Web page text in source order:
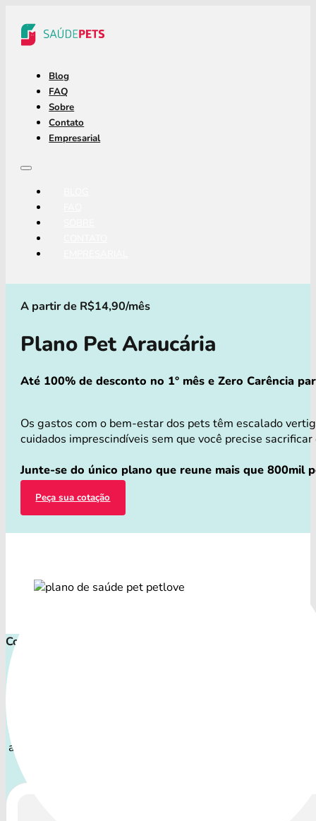
Blog
FAQ
Sobre
Contato
Empresarial
A partir de R$14,90/mês
Plano Pet Araucária
Até 100% de desconto no 1° mês e Zero Carência
Os gastos com o bem-estar dos pets têm escalado
cuidados imprescindíveis sem que você precise
Junte-se do único plano que reune mais que 800mil
Peça sua cotação
Comece cuidar ainda hoje!
animais: desde o filhote travesso até o companheiro sênior
atenção especial.